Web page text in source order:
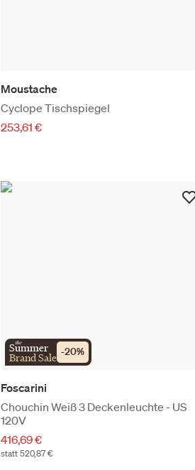
Moustache
Cyclope Tischspiegel
253,61 €
the
Summer
Brand Sale -20%
Foscarini
Chouchin Weiß 3 Deckenleuchte - US
120V
416,69 €
statt 520,87 €